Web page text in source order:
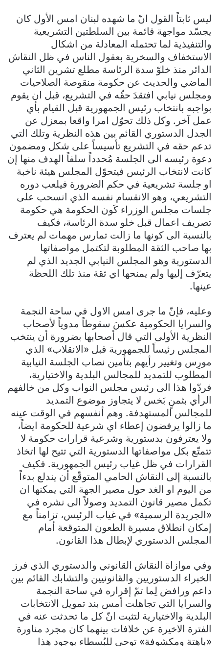
ليس ثابتاً القول انّ ما شهده لبنان امس الأول كان
يجسّد مواجهة قائمة بين السلطتين التشريعية
والتنفيذية لما تحتمله المعادلة من اشكال
الاستخفاف والسخرية بعقول الناس في ظل النقاش
الدائر منذ خلوّ سدة الرئاسة مطلع تشرين الثاني
الماضي والحديث عن حكومة منقوصة الصلاحيات
ومجلس نيابي افتقدَ حقّه في التشريع، قبل ان يقوم
بواجبه بانتخاب رئيس الجمهورية قبل القيام بأي
عمل آخر. وكل ذلك تحوّل امرا واقعا بمعزل عن
الجدل الدستوري القائم بين هذه النظرية وتلك التي
تدعم حقه في التشريع تأسيساً على شكل ومضمون
دعوة رئيسه الى الجلسة مُحدداً سلفاً الهدف منها إن
كانت لانتخاب الرئيس فيتحوّل المجلس هيئة ناخبة
او جلسة تشريعية في حكم الضرورة فيلعب دوره
التشريعي، وهو الانقسام نفسه الذي انسحب على
جلسات مجلس الوزراء كَون الحكومة هي حكومة
تصريف اعمال قبل خلو سدة الرئاسة، فكيف
بالنسبة الى كونها ما زالت تمارس مهمات لم يعترف
بها صاحب الثقة المطلوبة لتكتمل مواصفاتها
الدستورية وهو المجلس النيابي الجديد الذي لم
يتعرّف إليها ولم يمنحها اي ثقة منذ تلك اللحظة
عينها.
وعليه، فإنّ ما جرى امس الاول في ساحة النجمة
والسرايا الحكومية عكسَ سقوطاً مدوياً لأصحاب
النظرية الأولى التي قال أصحابها بضرورة أن ينتخب
المجلس رئيساً للجمهورية قبل «الانقلاب» الذي
مورِس وتغيير رأيهم بتأمين نصاب الجلسة النيابية
المطلوب للتمديد للمجالس البلدية والاختيارية،
فردّوا هذا الى رئيس مجلس النواب وكل من خالفهم
الرأي بثمنٍ بَخس لا يتجاوز موضوع التمديد
للمجالس المستهدفة. وهم أنفسهم في الوقت عينه
ما زالوا يرفضون إعطاء اي شرعية للحكومة ايضاً،
ولا يعترفون بدستورية وشرعية قرارات حكومة لا
تتمتّع بكل مواصفاتها الدستورية التي تتيح لها اتخاذ
القرارات في ظل غياب رئيس الجمهورية. فكيف
بالنسبة إلى النقاش الحامي المتوقّع أن يندلع بدءاً
من اليوم او الغد حول مصير الجهة التي يمكنها ان
تكمل مصير قانون التمديد وصولاً الى نشره في
«الجريدة الرسمية» في غياب الرئيس، تزامناً مع
إمكان انطلاق مسيرة الطعون المتوقعة أمام
المجلس الدستوري لإبطال هذا القانون.
وفي موازاة النقاش القانوني والدستوري الذي فرز
الخبراء الدستوريين والقانونيين والتشابك القائم بين
داعم ورافض لِما تمّ إقراره في ساحة النجمة
والسرايا التي تجاهلت أمس بند تمويل الانتخابات
البلدية والاختيارية لتثبت انّ كل ما تحدثت عنه في
الفترة الاخيرة عن خلافات بينهما كان مجرد مناورة
«باهتة ومكشوفة» توحي للبُسطاء بوجود هذا